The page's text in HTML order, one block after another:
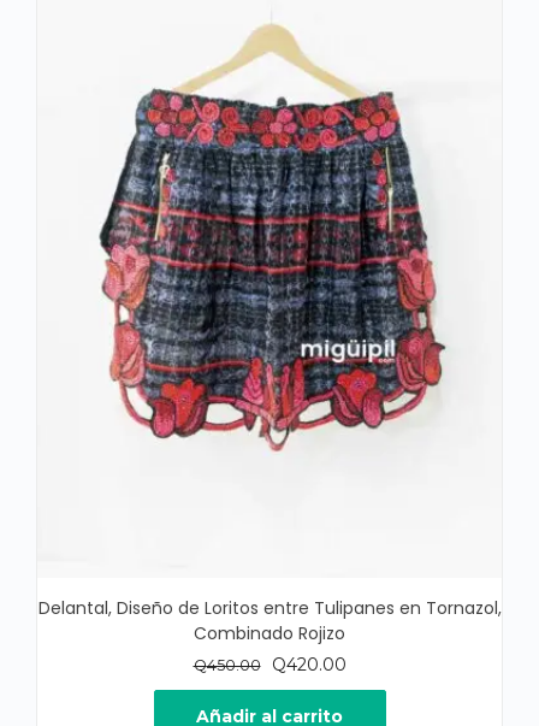
Delantal, Diseño de Loritos entre Tulipanes en Tornazol,
Combinado Rojizo
Q450.00
El
precio
original
Q420.00El
precio
Añadir al carrito